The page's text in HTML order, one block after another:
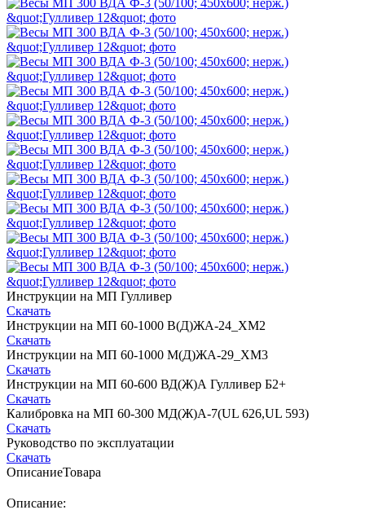
Инструкции на МП Гулливер
Скачать
Инструкции на МП 60-1000 В(Д)ЖА-24_ХМ2
Скачать
Инструкции на МП 60-1000 М(Д)ЖА-29_ХМ3
Скачать
Инструкции на МП 60-600 ВД(Ж)А Гулливер Б2+
Скачать
Калибровка на МП 60-300 МД(Ж)А-7(UL 626,UL 593)
Скачать
Руководство по эксплуатации
Скачать
ОписаниеТовара
Описание: